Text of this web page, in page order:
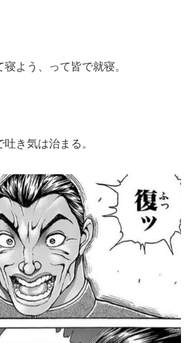
よう、って皆で就寝。
き気は治まる。